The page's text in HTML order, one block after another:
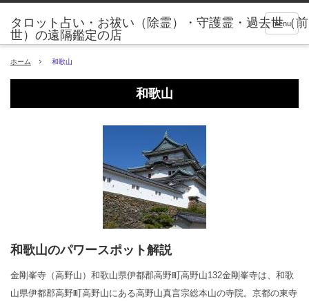
menu
タロット占い・お祓い（除霊）・守護霊・過去世（前
世）の遠隔鑑定の店
ホーム 和歌山
和歌山
和歌山のパワースポット解説
金剛峯寺（高野山）和歌山県伊都郡高野町高野山132金剛峯寺は、和歌
山県伊都郡高野町高野山にある高野山真言宗総本山の寺院。京都の東寺